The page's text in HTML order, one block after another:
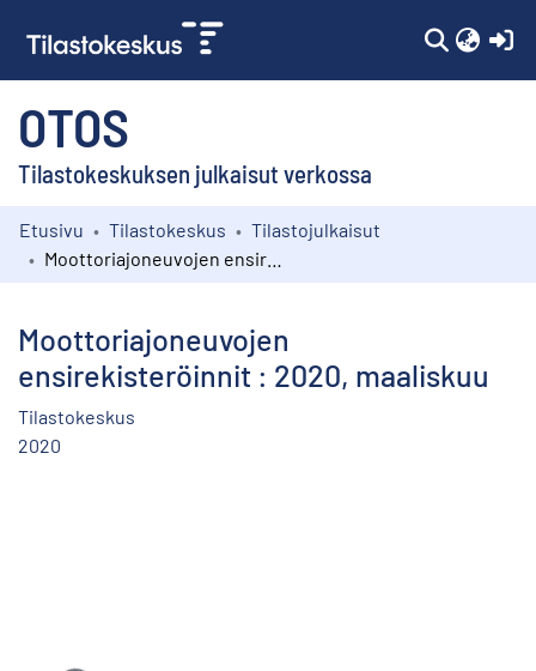
OTOS
Tilastokeskuksen julkaisut verkossa
Kokoelmat
Etusivu Tilastokeskus
Tilastojulkaisut
Moottoriajoneuvojen
ensirekisteröinnit : 2020, maaliskuu
Tilastokeskus
2020